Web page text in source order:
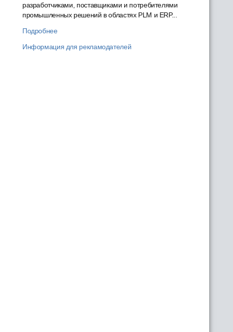
разработчиками, поставщиками и потребителями
промышленных решений в областях PLM и ERP...
Подробнее
Информация для рекламодателей